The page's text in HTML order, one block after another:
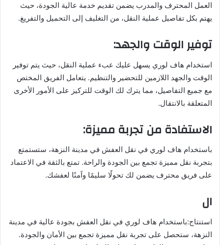
العمل المحترف والمدرب يضمن تقديم خدمة عالية الجودة، حيث
يهتم بكل تفاصيل عملية النقل، من التغليف إلى التحميل والتفريغ.
توفير الوقت والجهد:
استخدام هاف لوري يسهل عليك عبء عملية النقل، حيث يتم توفير
الوقت والجهد اللازمين للتحضير والتنظيم. يتعامل الفريق المختص
مع جميع التفاصيل، مما يترك لك الوقت للتركيز على الأمور الأخرى
المتعلقة بالانتقال.
الاستفادة من تجربة مميزة:
باستخدام هاف لوري في نقل العفش في مدينة النزهة، ستستمتع
بتجربة نقل مميزة تجمع بين الجودة والراحة. تمتع بالثقة في الاعتماد
على فريق محترف يضمن لك تحولًا سليمًا وآمنًا لعفشك.
ال
استنتاج:باستخدام هاف لوري في نقل العفش بجودة عالية في مدينة
النزهة، ستحصل على تجربة نقل مميزة تجمع بين الأمان والجودة.